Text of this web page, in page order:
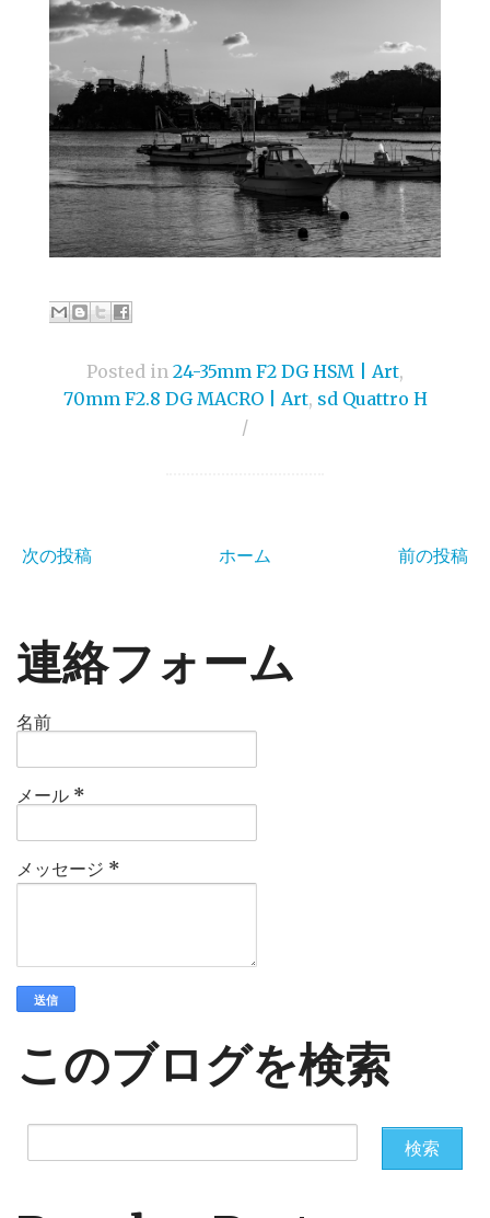
Posted in 24-35mm F2 DG HSM | Art,
70mm F2.8 DG MACRO | Art, sd Quattro H
/
次の投稿 前の投稿
ホーム
連絡フォーム
名前
メール *
メッセージ *
このブログを検索